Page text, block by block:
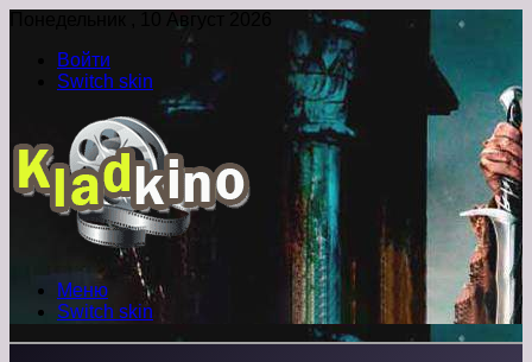
Понедельник , 10 Август 2026
Войти
Switch skin
Меню
Switch skin